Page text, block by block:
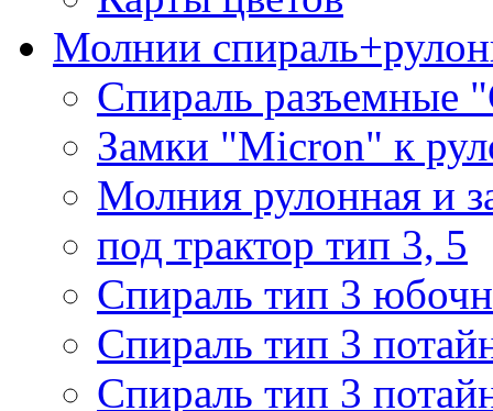
Молнии
Спираль разъемные
Замки "Micron" к
Молния рулонная и
под трактор тип 3, 5
Спираль тип 3
Спираль тип 3
Спираль тип 3